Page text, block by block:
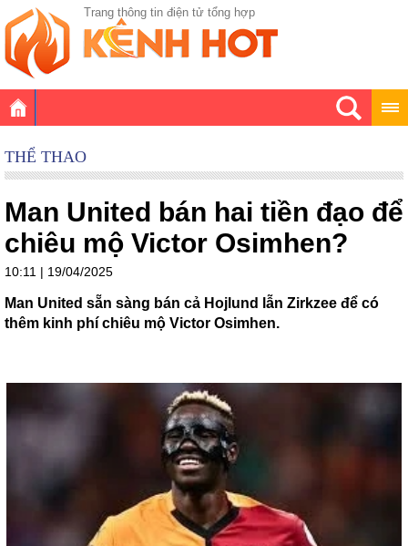
Trang thông tin điện tử tổng hợp
THỂ THAO
Man United bán hai tiền đạo để
chiêu mộ Victor Osimhen?
10:11 | 19/04/2025
Man United sẵn sàng bán cả Hojlund lẫn Zirkzee để có
thêm kinh phí chiêu mộ Victor Osimhen.